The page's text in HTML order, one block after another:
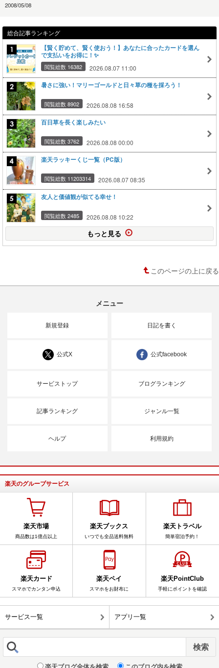
2008/05/08
総合記事ランキング
【賢く貯めて、賢く使おう！】あなたに合ったカードを選ん
で支払いをお得に！✨
閲覧総数 16382 2026.08.07 11:00
暑さに強い！マリーゴールドと日々草の種を採ろう！
閲覧総数 8902 2026.08.08 16:58
百日草を長く楽しみたい
閲覧総数 3762 2026.08.08 00:00
楽天ラッキーくじ一覧（PC版）
閲覧総数 11203314 2026.08.07 08:35
友人と価値観が似てる幸せ！
閲覧総数 2485 2026.08.08 10:22
もっと見る
このページの上に戻る
メニュー
新規登録 日記を書く
公式X 公式facebook
サービストップ ブログランキング
記事ランキング ジャンル一覧
ヘルプ 利用規約
楽天のグループサービス
楽天市場
商品数は1億点以上
楽天ブックス
いつでも全品送料無料
楽天トラベル
簡単宿泊予約！
楽天カード
スマホでカンタン申込
楽天ペイ
スマホをお財布に
楽天PointClub
手軽にポイントを確認
サービス一覧 アプリ一覧